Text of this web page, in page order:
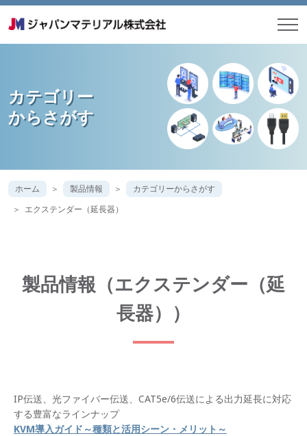
カテゴリー
からさがす
ホーム 製品情報
カテゴリーからさがす
エクステンダー（延長器）
製品情報（エクステンダー（延
長器））
IP伝送、光ファイバー伝送、CAT5e/6伝送による出力延長に対応
する豊富なラインナップ
KVM導入ガイド～種類と活用シーン・メリット～